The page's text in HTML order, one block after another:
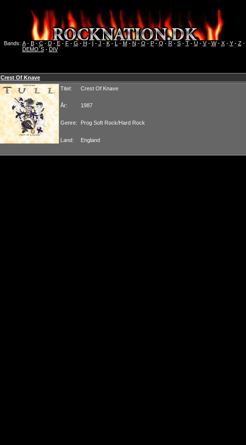
Bands: A- B- C- D- E- F- G - H - I - J - K- L - M- N - O - P- Q - R- S- T- U- V- W- X- Y- Z-
DEMO´S- DIV
Crest Of Knave
Titel:
Crest Of Knave
År: 1987
Genre: Prog Soft Rock/Hard Rock
Land: England